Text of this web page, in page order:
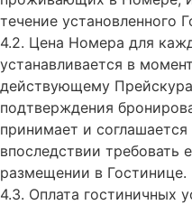
течение установленного
4.2. Цена Номера для
устанавливается в
действующему
подтверждения
принимает и
впоследствии требовать
размещении в Гостинице.
4.3. Оплата гостиничных